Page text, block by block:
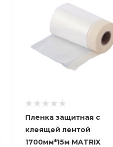
Пленка защитная с
клеящей лентой
1700мм*15м MATRIX